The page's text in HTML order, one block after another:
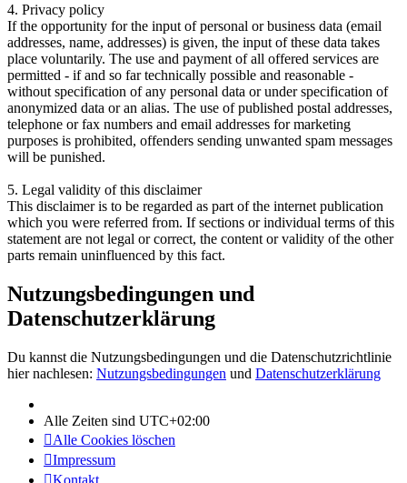
4. Privacy policy
If the opportunity for the input of personal or business data (email
addresses, name, addresses) is given, the input of these data takes
place voluntarily. The use and payment of all offered services are
permitted - if and so far technically possible and reasonable -
without specification of any personal data or under specification of
anonymized data or an alias. The use of published postal addresses,
telephone or fax numbers and email addresses for marketing
purposes is prohibited, offenders sending unwanted spam messages
will be punished.
5. Legal validity of this disclaimer
This disclaimer is to be regarded as part of the internet publication
which you were referred from. If sections or individual terms of this
statement are not legal or correct, the content or validity of the other
parts remain uninfluenced by this fact.
Nutzungsbedingungen und
Datenschutzerklärung
Du kannst die Nutzungsbedingungen und die Datenschutzrichtlinie
hier nachlesen: Nutzungsbedingungen und Datenschutzerklärung
Alle Zeiten sind UTC+02:00
Alle Cookies löschen
Impressum
Kontakt